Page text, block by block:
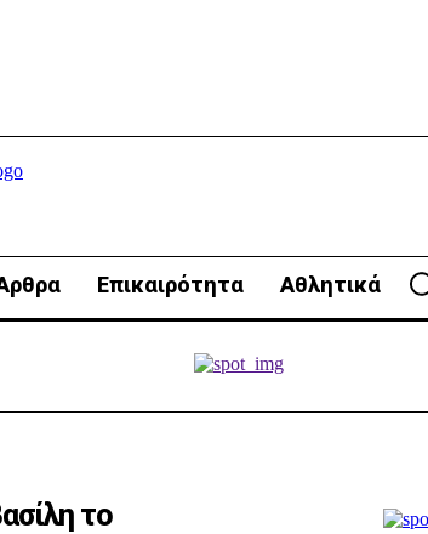
Επικαιρότητα Αθλητικά
το